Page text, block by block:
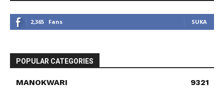
2,365 Fans SUKA
POPULAR CATEGORIES
MANOKWARI
9321